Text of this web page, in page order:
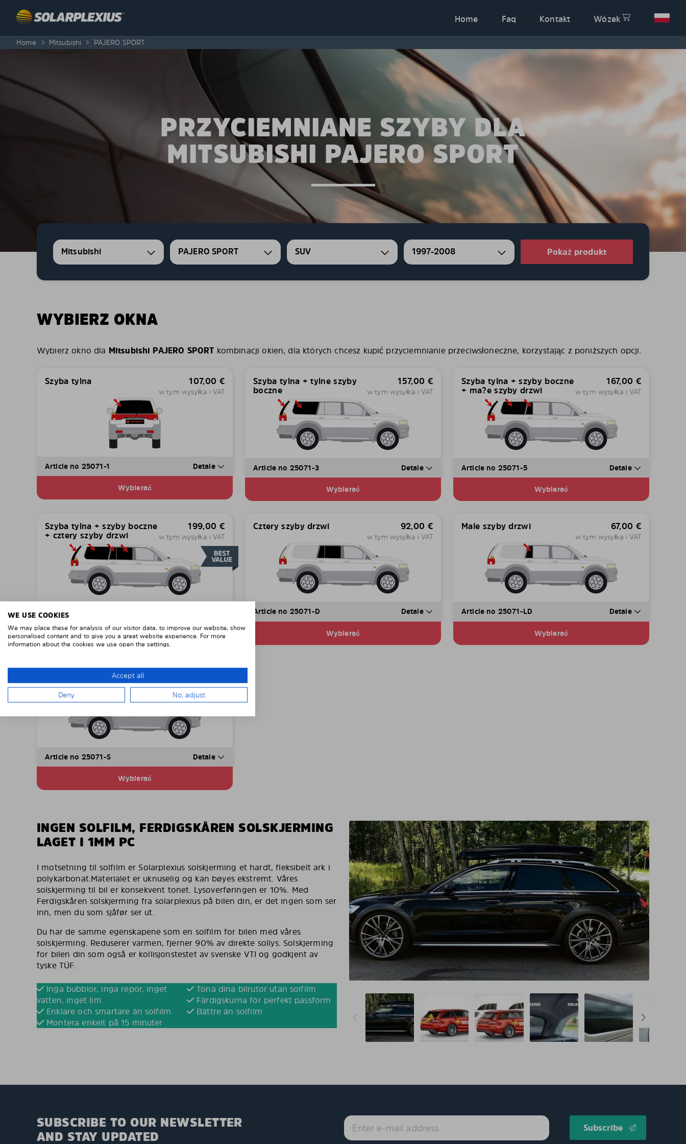
Home
Faq Kontakt Wózek
Home > Mitsubishi > PAJERO SPORT
PRZYCIEMNIANE SZYBY DLA
MITSUBISHI PAJERO SPORT
Mitsubishi PAJERO SPORT SUV 1997-2008 Pokaż produkt
WYBIERZ OKNA
Wybierz okno dla Mitsubishi PAJERO SPORT kombinacji okien, dla których chcesz kupić przyciemnianie przeciwsłoneczne, korzystając z poniższych opcji.
Szyba tylna 107,00 €
w tym wysyłka i VAT
Article no 25071-1 Detale
Wybierać
Szyba tylna + tylne szyby
boczne
157,00 €
w tym wysyłka i VAT
Article no 25071-3 Detale
Wybierać
Szyba tylna + szyby boczne
+ ma?e szyby drzwi
167,00 €
w tym wysyłka i VAT
Article no 25071-5 Detale
Wybierać
Szyba tylna + szyby boczne
+ cztery szyby drzwi
199,00 €
w tym wysyłka i VAT
Article no 25071-7
Wybierać
Cztery szyby drzwi 92,00 €
w tym wysyłka i VAT
Article no 25071-D Detale
Wybierać
Male szyby drzwi 67,00 €
w tym wysyłka i VAT
Article no 25071-LD Detale
Wybierać
Tylne szyby boczne 102,00€
w tym wysyłka i VAT
Article no 25071-S Detale
Wybierać
INGEN SOLFILM, FERDIGSKÅREN SOLSKJERMING
LAGET I 1MM PC
I motsetning til solfilm er Solarplexius solskjerming et hardt, fleksibelt ark i
polykarbonat.Materialet er uknuselig og kan bøyes ekstremt. Våres
solskjerming til bil er konsekvent tonet. Lysoverføringen er 10%. Med
Ferdigskåren solskjerming fra solarplexius på bilen din, er det ingen som ser
inn, men du som sjåfør ser ut.
Du har de samme egenskapene som en solfilm for bilen med våres
solskjerming. Reduserer varmen, fjerner 90% av direkte sollys. Solskjerming
for bilen din som også er kollisjonstestet av svenske VTI og godkjent av
tyske TÜF.
Inga bubblor, inga repor, inget
vatten, inget lim
Enklare och smartare än solfilm
Montera enkelt på 15 minuter
Tona dina bilrutor utan solfilm
Färdigskurna för perfekt passform
Bättre än solfilm
SUBSCRIBE TO OUR NEWSLETTER
AND STAY UPDATED
WE USE COOKIES
We may place these for analysis of our visitor data, to improve our website, show
personalised content and to give you a great website experience. For more
information about the cookies we use open the settings.
Accept all
Deny No, adjust